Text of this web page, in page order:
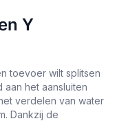
Y
toevoer wilt splitsen
het aansluiten
verdelen van water
Dankzij de